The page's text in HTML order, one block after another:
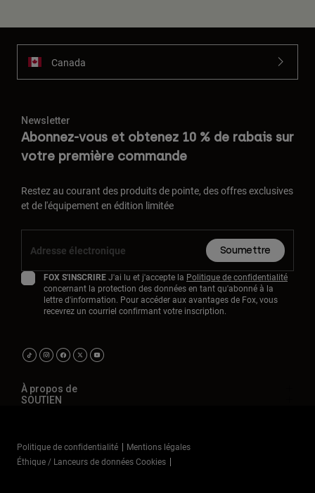
Canada
Newsletter
Abonnez-vous et obtenez 10 % de rabais sur
votre première commande
Restez au courant des produits de pointe, des offres exclusives
et de l'équipement en édition limitée
Soumettre
FOX S'INSCRIREJ'ai lu et j'accepte la Politique de confidentialité
concernant la protection des données en tant qu'abonné à la
lettre d'information. Pour accéder aux avantages de Fox, vous
recevrez un courriel confirmant votre inscription.
À propos de
SOUTIEN
Politique de confidentialité
Mentions légales
Éthique / Lanceurs de données Cookies